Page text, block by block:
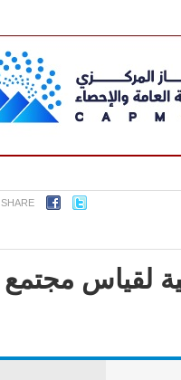
SHARE
لقياس مجتمع